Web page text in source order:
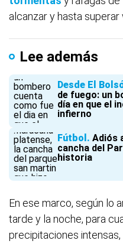
alcanzar y hasta
Lee además
Desde El
de fuego: un
día en que el
infierno
Fútbol
Adiós
cancha del
historia
En ese marco, según lo
tarde y la noche, para
precipitaciones